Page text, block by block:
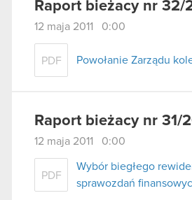
Raport bieżacy nr 32/
12 maja 2011 0:00
PDF Powołanie Zarządu
Raport bieżacy nr 31/
12 maja 2011 0:00
PDF
Wybór biegłego
sprawozdań